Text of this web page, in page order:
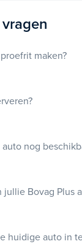
maken?
nog
jullie Bovag Plus
huidige auto in